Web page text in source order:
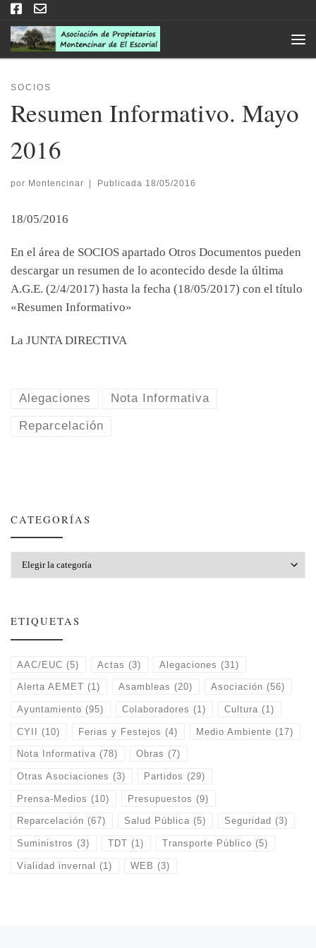
SOCIOS
Resumen Informativo. Mayo
2016
por Montencinar | Publicada 18/05/2016
18/05/2016
En el área de SOCIOS apartado Otros Documentos pueden
descargar un resumen de lo acontecido desde la última
A.G.E. (2/4/2017) hasta la fecha (18/05/2017) con el título
«Resumen Informativo»
La JUNTA DIRECTIVA
Alegaciones Nota Informativa
Reparcelación
CATEGORÍAS
ETIQUETAS
AAC/EUC (5) Actas (3) Alegaciones (31)
Alerta AEMET (1) Asambleas (20) Asociación (56)
Ayuntamiento (95) Colaboradores (1) Cultura (1)
CYII (10) Ferias y Festejos (4) Medio Ambiente (17)
Nota Informativa (78) Obras (7)
Otras Asociaciones (3) Partidos (29)
Prensa-Medios (10) Presupuestos (9)
Reparcelación (67) Salud Pública (5) Seguridad (3)
Suministros (3) TDT (1) Transporte Público (5)
Vialidad invernal (1) WEB (3)